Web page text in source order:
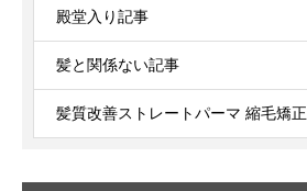
殿堂入り記事
髪と関係ない記事
髪質改善ストレートパーマ 縮毛矯正